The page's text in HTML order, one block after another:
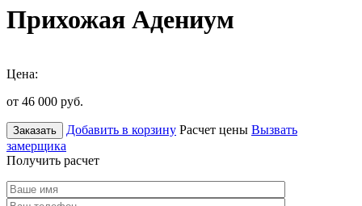
Прихожая Адениум
Цена:
от 46 000 руб.
Заказать Добавить в корзину Расчет цены Вызвать
замерщика
Получить расчет